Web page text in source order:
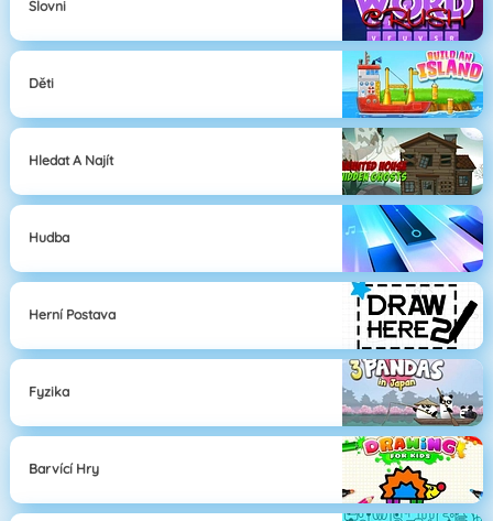
Slovni
Děti
Hledat A Najít
Hudba
Herní Postava
Fyzika
Barvící Hry